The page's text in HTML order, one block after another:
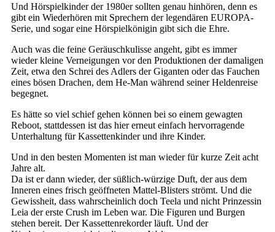
Und Hörspielkinder der 1980er sollten genau hinhören, denn es
gibt ein Wiederhören mit Sprechern der legendären EUROPA-
Serie, und sogar eine Hörspielkönigin gibt sich die Ehre.
Auch was die feine Geräuschkulisse angeht, gibt es immer
wieder kleine Verneigungen vor den Produktionen der damaligen
Zeit, etwa den Schrei des Adlers der Giganten oder das Fauchen
eines bösen Drachen, dem He-Man während seiner Heldenreise
begegnet.
Es hätte so viel schief gehen können bei so einem gewagten
Reboot, stattdessen ist das hier erneut einfach hervorragende
Unterhaltung für Kassettenkinder und ihre Kinder.
Und in den besten Momenten ist man wieder für kurze Zeit acht
Jahre alt.
Da ist er dann wieder, der süßlich-würzige Duft, der aus dem
Inneren eines frisch geöffneten Mattel-Blisters strömt. Und die
Gewissheit, dass wahrscheinlich doch Teela und nicht Prinzessin
Leia der erste Crush im Leben war. Die Figuren und Burgen
stehen bereit. Der Kassettenrekorder läuft. Und der